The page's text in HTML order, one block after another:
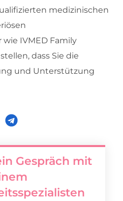
medizinischen
IVMED Family
dass Sie die
und Unterstützung
Gespräch mit